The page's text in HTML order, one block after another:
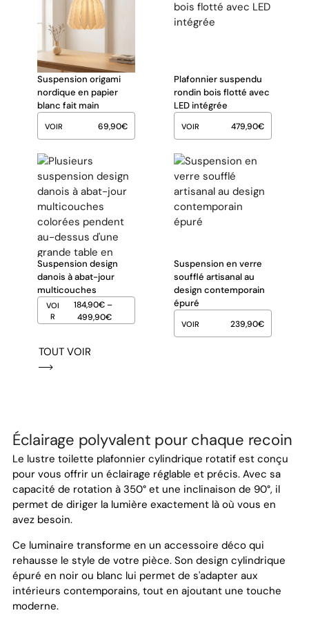
Suspension origami
nordique en papier
blanc fait main
VOIR 69,90€
Plafonnier suspendu
rondin bois flotté avec
LED intégrée
VOIR 479,90€
Suspension design
danois à abat-jour
multicouches
VOI
R
184,90€–
499,90€
Suspension en verre
soufflé artisanal au
design contemporain
épuré
VOIR 239,90€
TOUT VOIR
Éclairage polyvalent pour chaque recoin
Le lustre toilette plafonnier cylindrique rotatif est conçu
pour vous offrir un éclairage réglable et précis. Avec sa
capacité de rotation à 350° et une inclinaison de 90°, il
permet de diriger la lumière exactement là où vous en
avez besoin.
Ce luminaire transforme en un accessoire déco qui
rehausse le style de votre pièce. Son design cylindrique
épuré en noir ou blanc lui permet de s'adapter aux
intérieurs contemporains, tout en ajoutant une touche
moderne.